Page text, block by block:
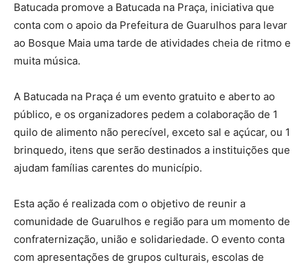
Batucada promove a Batucada na Praça, iniciativa que
conta com o apoio da Prefeitura de Guarulhos para levar
ao Bosque Maia uma tarde de atividades cheia de ritmo e
muita música.
A Batucada na Praça é um evento gratuito e aberto ao
público, e os organizadores pedem a colaboração de 1
quilo de alimento não perecível, exceto sal e açúcar, ou 1
brinquedo, itens que serão destinados a instituições que
ajudam famílias carentes do município.
Esta ação é realizada com o objetivo de reunir a
comunidade de Guarulhos e região para um momento de
confraternização, união e solidariedade. O evento conta
com apresentações de grupos culturais, escolas de